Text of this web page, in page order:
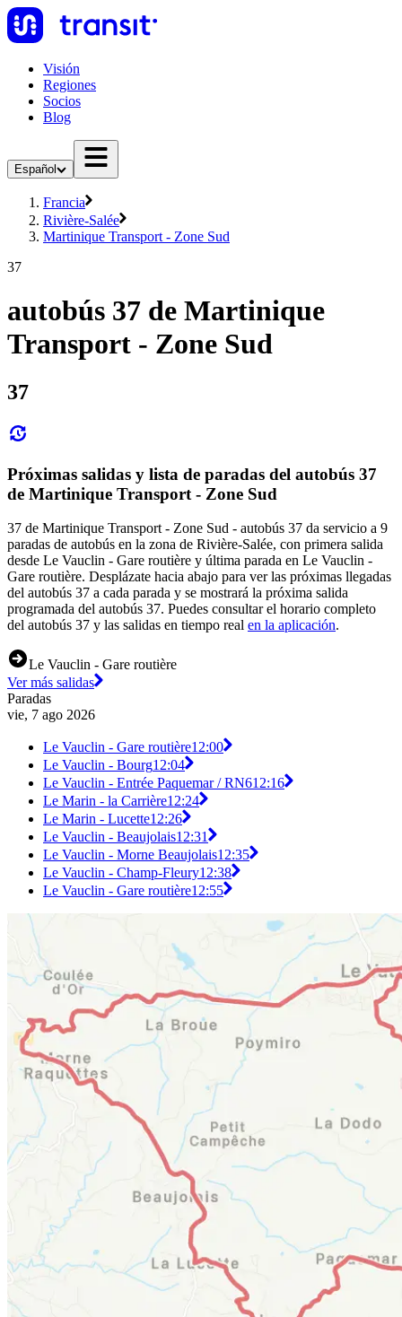
Visión
Regiones
Socios
Blog
Español
Francia
Rivière-Salée
Martinique Transport - Zone Sud
37
autobús 37 de Martinique
Transport - Zone Sud
37
Próximas salidas y lista de paradas del autobús 37
de Martinique Transport - Zone Sud
37 de Martinique Transport - Zone Sud - autobús 37 da servicio a 9
paradas de autobús en la zona de Rivière-Salée, con primera salida
desde Le Vauclin - Gare routière y última parada en Le Vauclin -
Gare routière. Desplázate hacia abajo para ver las próximas llegadas
del autobús 37 a cada parada y se mostrará la próxima salida
programada del autobús 37. Puedes consultar el horario completo
del autobús 37 y las salidas en tiempo real en la aplicación.
Le Vauclin - Gare routière
Ver más salidas
Paradas
vie, 7 ago 2026
Le Vauclin - Gare routière12:00
Le Vauclin - Bourg12:04
Le Vauclin - Entrée Paquemar / RN612:16
Le Marin - la Carrière12:24
Le Marin - Lucette12:26
Le Vauclin - Beaujolais12:31
Le Vauclin - Morne Beaujolais12:35
Le Vauclin - Champ-Fleury12:38
Le Vauclin - Gare routière12:55